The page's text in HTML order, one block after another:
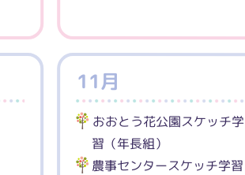
11月
おおとう花公園スケッチ学
習（年長組）
農事センタースケッチ学習